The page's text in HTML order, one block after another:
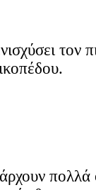
τον
πολλά